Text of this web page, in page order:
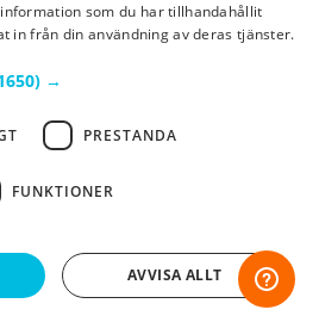
som du har tillhandahållit
in från din användning av deras tjänster.
→
PRESTANDA
FUNKTIONER
AVVISA ALLT